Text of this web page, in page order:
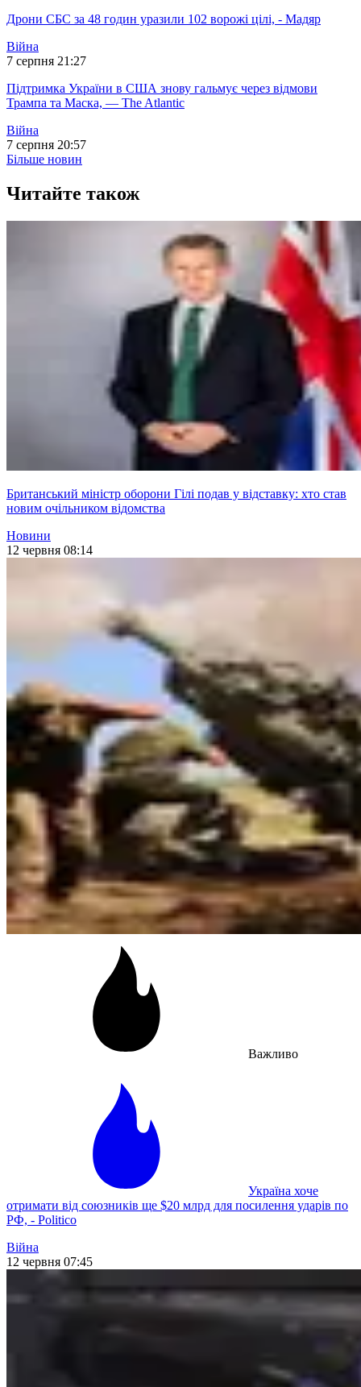
Дрони СБС за 48 годин уразили 102 ворожі цілі, - Мадяр
Війна
7 серпня 21:27
Підтримка України в США знову гальмує через відмови
Трампа та Маска, — The Atlantic
Війна
7 серпня 20:57
Більше новин
Читайте також
Британський міністр оборони Гілі подав у відставку: хто став
новим очільником відомства
Новини
12 червня 08:14
Важливо
Україна хоче
отримати від союзників ще $20 млрд для посилення ударів по
РФ, - Politico
Війна
12 червня 07:45